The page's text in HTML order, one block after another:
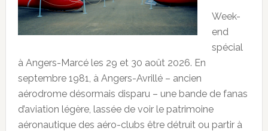
Week-
end
spécial
à Angers-Marcé les 29 et 30 août 2026. En
septembre 1981, à Angers-Avrillé – ancien
aérodrome désormais disparu – une bande de fanas
d’aviation légère, lassée de voir le patrimoine
aéronautique des aéro-clubs être détruit ou partir à